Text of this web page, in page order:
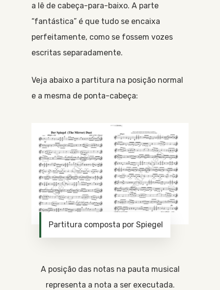
a lê de cabeça-para-baixo. A parte
“fantástica” é que tudo se encaixa
perfeitamente, como se fossem vozes
escritas separadamente.
Veja abaixo a partitura na posição normal
e a mesma de ponta-cabeça:
Partitura composta por Spiegel
A posição das notas na pauta musical
representa a nota a ser executada.